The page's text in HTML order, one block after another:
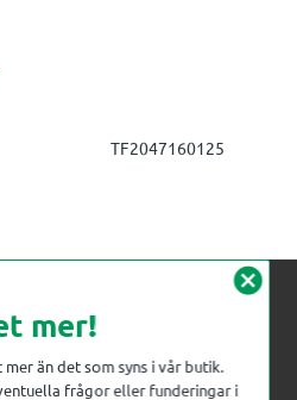
till i favoriter
TF2047160125
cancel
mer!
än det som syns i vår butik.
frågor eller funderingar i